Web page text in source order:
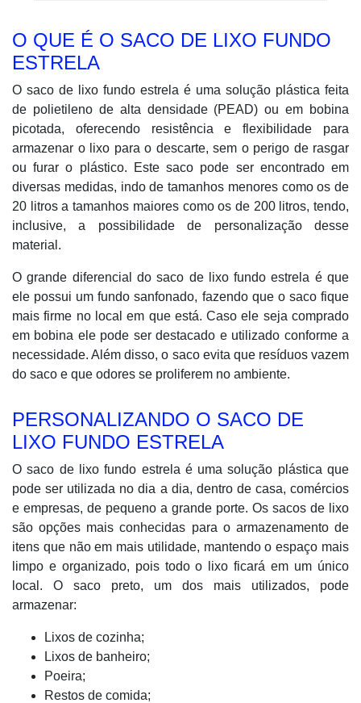
O QUE É O SACO DE LIXO FUNDO
ESTRELA
O saco de lixo fundo estrela é uma solução plástica feita
de polietileno de alta densidade (PEAD) ou em bobina
picotada, oferecendo resistência e flexibilidade para
armazenar o lixo para o descarte, sem o perigo de rasgar
ou furar o plástico. Este saco pode ser encontrado em
diversas medidas, indo de tamanhos menores como os de
20 litros a tamanhos maiores como os de 200 litros, tendo,
inclusive, a possibilidade de personalização desse
material.
O grande diferencial do saco de lixo fundo estrela é que
ele possui um fundo sanfonado, fazendo que o saco fique
mais firme no local em que está. Caso ele seja comprado
em bobina ele pode ser destacado e utilizado conforme a
necessidade. Além disso, o saco evita que resíduos vazem
do saco e que odores se proliferem no ambiente.
PERSONALIZANDO O SACO DE
LIXO FUNDO ESTRELA
O saco de lixo fundo estrela é uma solução plástica que
pode ser utilizada no dia a dia, dentro de casa, comércios
e empresas, de pequeno a grande porte. Os sacos de lixo
são opções mais conhecidas para o armazenamento de
itens que não em mais utilidade, mantendo o espaço mais
limpo e organizado, pois todo o lixo ficará em um único
local. O saco preto, um dos mais utilizados, pode
armazenar:
Lixos de cozinha;
Lixos de banheiro;
Poeira;
Restos de comida;